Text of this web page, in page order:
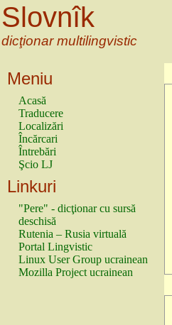
Slovnîk
dicţionar multilingvistic
Meniu
Acasă
Traducere
Localizări
Încărcari
Întrebări
Şcio LJ
Linkuri
"Pere" - dicţionar cu sursă
deschisă
Rutenia – Rusia virtuală
Portal Lingvistic
Linux User Group ucrainean
Mozilla Project ucrainean